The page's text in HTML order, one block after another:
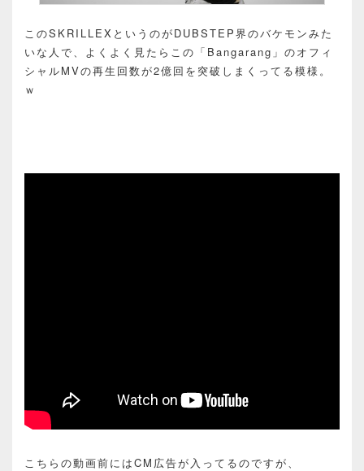
このSKRILLEXというのがDUBSTEP界のバケモンみた
いな人で、よくよく見たらこの「Bangarang」のオフィ
シャルMVの再生回数が2億回を突破しまくってる模様。
ｗ
こちらの動画前にはCM広告が入ってるのですが、